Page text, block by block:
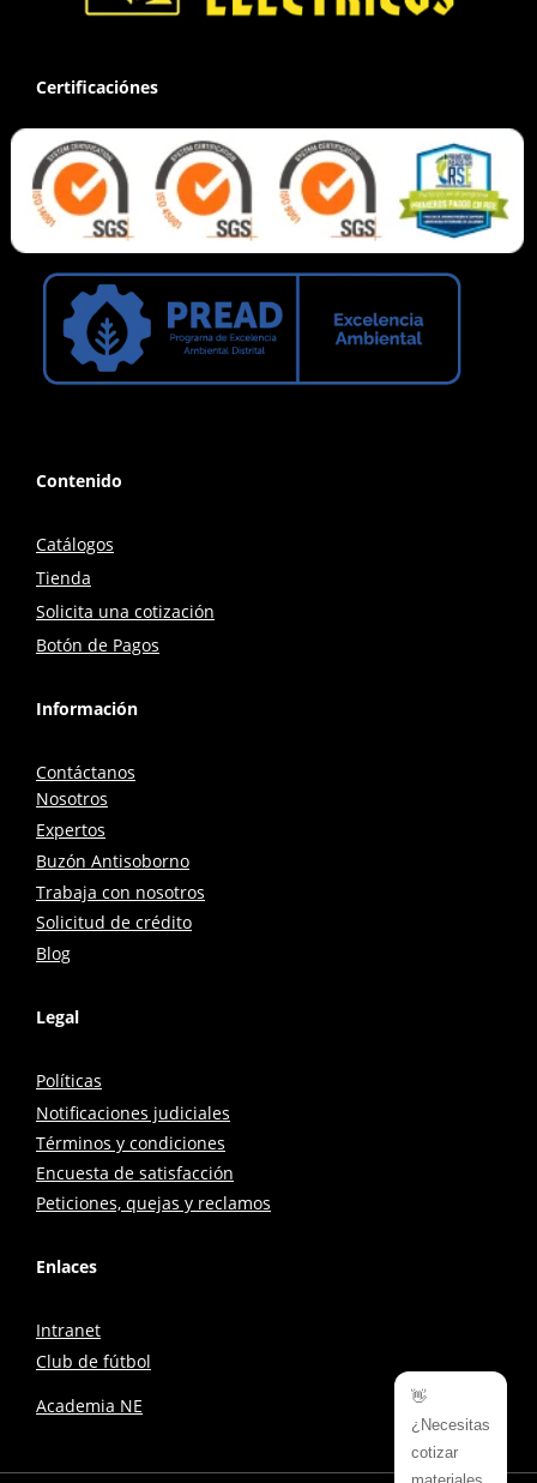
Certificaciónes
Contenido
Catálogos
Tienda
Solicita una cotización
Botón de Pagos
Información
Contáctanos
Nosotros
Expertos
Buzón Antisoborno
Trabaja con nosotros
Solicitud de crédito
Blog
Legal
Políticas
Notificaciones judiciales
Términos y condiciones
Encuesta de satisfacción
Peticiones, quejas y reclamos
Enlaces
Intranet
Club de fútbol
Academia NE
👋
¿Necesitas
cotizar